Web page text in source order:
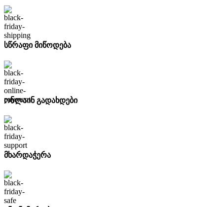
სწრაფი მიწოდება
ონლაინ გადახდები
მხარდაჭერა